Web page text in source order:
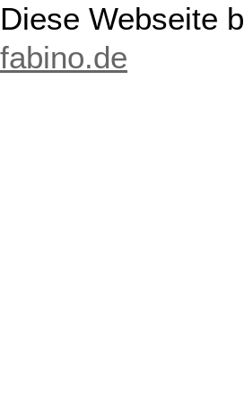
Diese Webseite
fabino.de